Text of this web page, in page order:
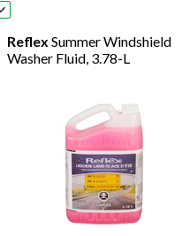
Reflex Summer Windshield
Washer Fluid, 3.78-L